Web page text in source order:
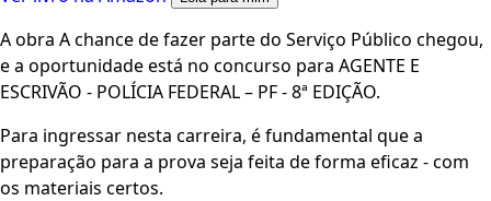
A obra A chance de fazer parte do Serviço Público chegou,
e a oportunidade está no concurso para AGENTE E
ESCRIVÃO - POLÍCIA FEDERAL – PF - 8ª EDIÇÃO.
Para ingressar nesta carreira, é fundamental que a
preparação para a prova seja feita de forma eficaz - com
os materiais certos.